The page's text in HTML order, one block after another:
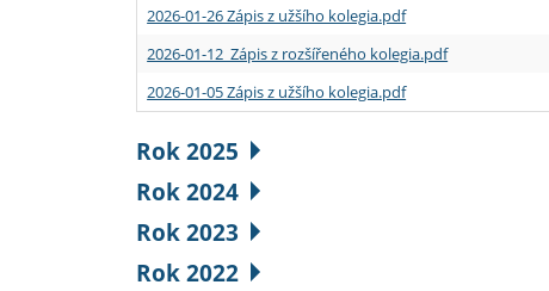
2026-01-26 Zápis z užšího kolegia.pdf
2026-01-12 Zápis z rozšířeného kolegia.pdf
2026-01-05 Zápis z užšího kolegia.pdf
Rok 2025
Rok 2024
Rok 2023
Rok 2022